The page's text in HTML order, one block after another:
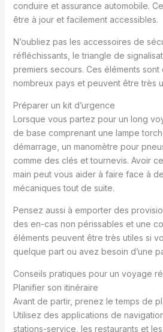
conduire et assurance automobile.
être à jour et facilement accessibles.
N’oubliez pas les accessoires de
réfléchissants, le triangle de
premiers secours. Ces éléments
nombreux pays et peuvent être très
Préparer un kit d’urgence
Lorsque vous partez pour un long
de base comprenant une lampe
démarrage, un manomètre pour
comme des clés et tournevis. Avoir
main peut vous aider à faire face à
mécaniques tout de suite.
Pensez aussi à emporter des
des en-cas non périssables et une
éléments peuvent être très utiles si
quelque part ou avez besoin d’une
Conseils pratiques pour un voyage
Planifier son itinéraire
Avant de partir, prenez le temps de
Utilisez des applications de
stations-service, les restaurants et